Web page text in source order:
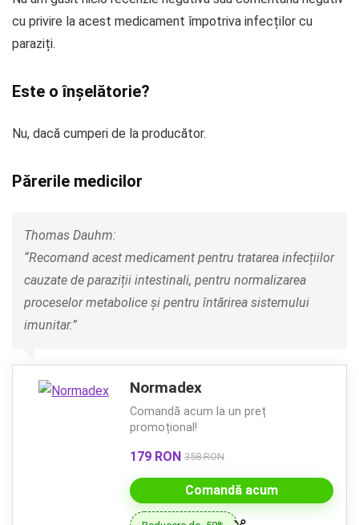
cu privire la acest medicament împotriva infecților cu
paraziți.
Este o înșelătorie?
Nu, dacă cumperi de la producător.
Părerile medicilor
Thomas Dauhm:
“Recomand acest medicament pentru tratarea infecțiilor
cauzate de paraziții intestinali, pentru normalizarea
proceselor metabolice și pentru întărirea sistemului
imunitar.”
Normadex
Comandă acum la un preț
promoțional!
179 RON 358 RON
Comandă acum